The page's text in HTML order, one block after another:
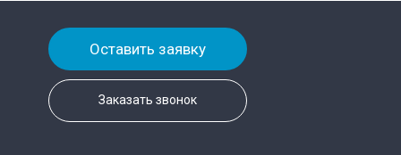
Оставить заявку
Заказать звонок